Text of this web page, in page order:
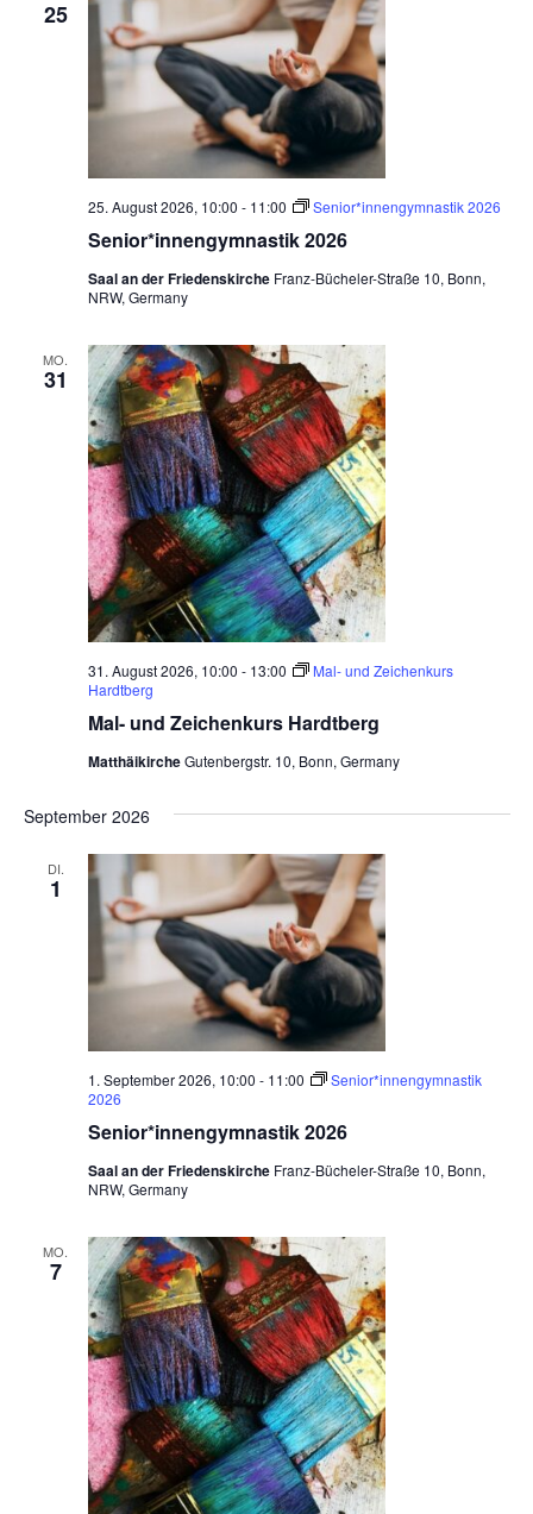
25
Senior*innengymnastik 2026
25. August 2026, 10:00 - 11:00 Senior*innengymnastik 2026
Saal an der Friedenskirche Franz-Bücheler-Straße 10, Bonn,
NRW, Germany
MO.
31
Mal- und Zeichenkurs Hardtberg
31. August 2026, 10:00 - 13:00
Mal- und Zeichenkurs
Hardtberg
MatthäikircheGutenbergstr. 10, Bonn, Germany
September 2026
DI.
1
Senior*innengymnastik 2026
1. September 2026, 10:00 - 11:00
Senior*innengymnastik
2026
Saal an der Friedenskirche Franz-Bücheler-Straße 10, Bonn,
NRW, Germany
MO.
7